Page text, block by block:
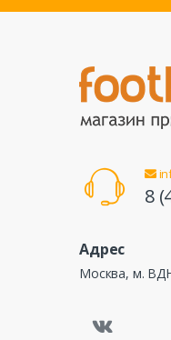
8
Адрес
Москва, м.